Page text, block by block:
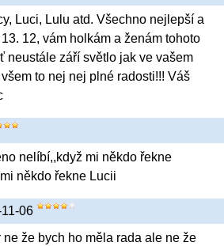
Luci, Lulu atd. Všechno nejlepší a
12, vám holkám a ženám tohoto
neustále září světlo jak ve vašem
to nej nej plné radosti!!! Váš
nelíbí,,když mi někdo řekne
někdo řekne Lucii
06
ne že bych ho měla rada ale ne že